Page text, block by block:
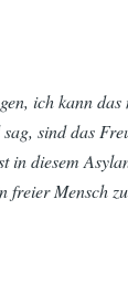
ich kann das
sind das
in diesem
freier Mensch